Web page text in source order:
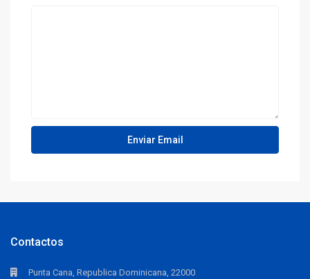
Contactos
Punta Cana, Republica Dominicana, 22000